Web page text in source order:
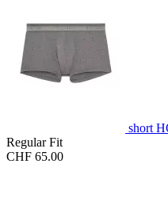
short
Regular Fit
CHF 65.00